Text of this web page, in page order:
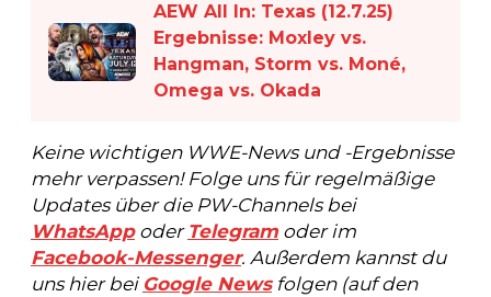
AEW All In: Texas (12.7.25)
Ergebnisse: Moxley vs.
Hangman, Storm vs. Moné,
Omega vs. Okada
Keine wichtigen WWE-News und -Ergebnisse
mehr verpassen! Folge uns für regelmäßige
Updates über die PW-Channels bei
WhatsAppoder Telegramoder im
Facebook-Messenger. Außerdem kannst du
uns hier bei Google Newsfolgen (auf den